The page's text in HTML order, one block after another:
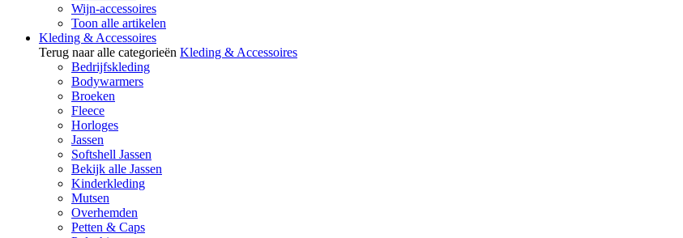
Wijn-accessoires
Toon alle artikelen
Kleding & Accessoires
Terug naar alle categorieën Kleding & Accessoires
Bedrijfskleding
Bodywarmers
Broeken
Fleece
Horloges
Jassen
Softshell Jassen
Bekijk alle Jassen
Kinderkleding
Mutsen
Overhemden
Petten & Caps